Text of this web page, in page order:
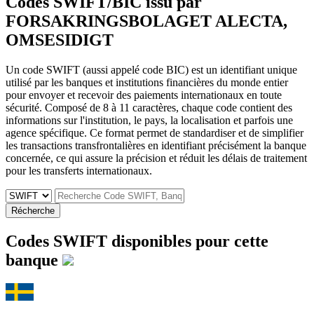
FORSAKRINGSBOLAGET ALECTA,
OMSESIDIGT
Un code SWIFT (aussi appelé code BIC) est un identifiant unique
utilisé par les banques et institutions financières du monde entier
pour envoyer et recevoir des paiements internationaux en toute
sécurité. Composé de 8 à 11 caractères, chaque code contient des
informations sur l'institution, le pays, la localisation et parfois une
agence spécifique. Ce format permet de standardiser et de simplifier
les transactions transfrontalières en identifiant précisément la banque
concernée, ce qui assure la précision et réduit les délais de traitement
pour les transferts internationaux.
Récherche
Codes SWIFT disponibles pour cette
banque